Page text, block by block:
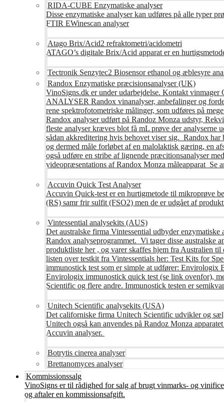
RIDA-CUBE Enzymatiske analyser
Disse enzymatiske analyser kan udføres på alle typer
FTIR EWinescan analyser
Atago Brix/Acid2 refraktometri/acidometri
ATAGO’s digitale Brix/Acid apparat er en
Tectronik Senzytec2 Biosensor ethanol og æblesyre
Randox Enzymatiske præcisionsanalyser (UK)
VinoSigns.dk er under udarbejdelse. Kontakt
ANALYSER Randox vinanalyser, anbefalinger og
rene spektrofotometriske målinger, som udføres på
Randox analyser udført på Randoz Monza udstyr,
fleste analyser kræves blot få mL prøve der analyserne
sådan akkreditering hvis behovet viser sig. Randox
og dermed måle forløbet af en malolaktisk gæring, en
også udføre en stribe af lignende præcitionsanalyser
videopræsentations af Randox Monza måleapparat
Accuvin Quick Test Analyser
Accuvin Quick-test er en hurtigmetode til mikroprøve
(RS) samr frir sulfit (FSO2) men de er udgået af
Vintessential analysekits (AUS)
Det australske firma Vintessential udbyder
Randox analyseprogrammet. Vi tager disse australske
produktliste her , og varer skaffes hjem fra Australien
listen over testkit fra Vintessentials her: Test Kits for
immunostick test som er simple at udfører: Envirologix
Envirologix immunostick quick test (se link ovenfor),
Scientific og flere andre. Immunostick testen er
Unitech Scientific analysekits (USA)
Det californiske firma Unitech Scientific udvikler og
Unitech også kan anvendes på Randoz Monza
Accuvin analyser.
Botrytis cinerea analyser
Brettanomyces analyser
Kommissionssalg
VinoSigns er til rådighed for salg af brugt vinmarks- og
og aftaler en kommissionsafgift.